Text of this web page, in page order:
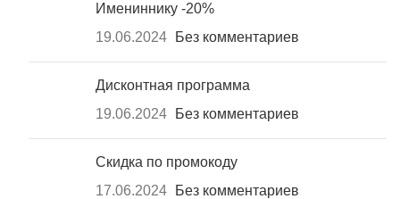
Имениннику -20%
19.06.2024
Без комментариев
Дисконтная программа
19.06.2024
Без комментариев
Скидка по промокоду
17.06.2024
Без комментариев